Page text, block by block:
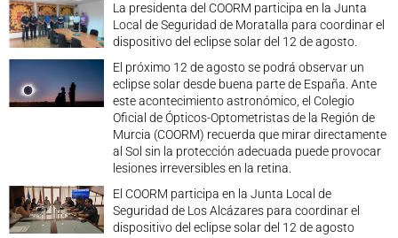
La presidenta del COORM participa en la Junta
Local de Seguridad de Moratalla para coordinar el
dispositivo del eclipse solar del 12 de agosto.
El próximo 12 de agosto se podrá observar un
eclipse solar desde buena parte de España. Ante
este acontecimiento astronómico, el Colegio
Oficial de Ópticos-Optometristas de la Región de
Murcia (COORM) recuerda que mirar directamente
al Sol sin la protección adecuada puede provocar
lesiones irreversibles en la retina.
El COORM participa en la Junta Local de
Seguridad de Los Alcázares para coordinar el
dispositivo del eclipse solar del 12 de agosto